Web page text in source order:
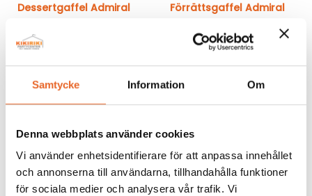
Samtycke Information Om
Denna webbplats använder cookies
Vi använder enhetsidentifierare för att anpassa innehållet
och annonserna till användarna, tillhandahålla funktioner
för sociala medier och analysera vår trafik. Vi
Dessertgaffel Admiral
3,00kr
Förrättsgaffel Admiral
3,00kr